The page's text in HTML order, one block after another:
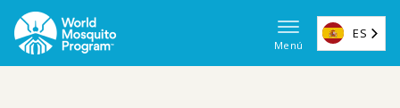
contenido
Menú
ES